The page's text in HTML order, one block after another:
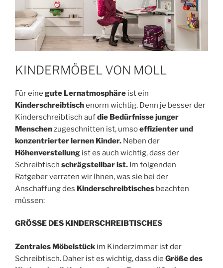
KINDERMÖBEL VON MOLL
Für eine gute Lernatmosphäre ist ein
Kinderschreibtischenorm wichtig. Denn je besser der
Kinderschreibtisch aufdie Bedürfnisse junger
Menschenzugeschnitten ist, umsoeffizienter und
konzentrierter lernen Kinder. Neben der
Höhenverstellung ist es auch wichtig, dass der
Schreibtisch schrägstellbar ist. Im folgenden
Ratgeber verraten wir Ihnen, was sie bei der
Anschaffung des Kinderschreibtisches beachten
müssen:
GRÖSSE DES KINDERSCHREIBTISCHES
Zentrales Möbelstück im Kinderzimmer ist der
Schreibtisch. Daher ist es wichtig, dass die Größe des